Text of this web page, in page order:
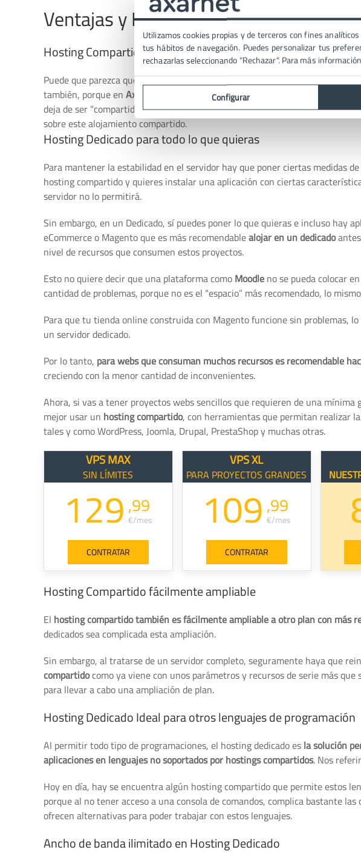
Ventajas y Desventajas entre Hosting
Hosting Compartido más económico
Puede que parezca que sea mucho mejor el hosting compartido, ya que es
también, porque enAxarnet
nos encargamos de gestionarlo todo para que
deja de ser “compartido”, lo que significa que puede haber muchas
sobre este alojamiento compartido.
Hosting Dedicado para todo lo que quieras
Para mantener la estabilidad en el servidor hay que poner ciertas medidas
hosting compartido y quieres instalar una aplicación con ciertas
servidor no lo permitirá.
Sin embargo, en un Dedicado, sí puedes poner lo que quieras e incluso hay
eCommerce o Magentoque es más recomendablealojar en un dedicado
nivel de recursos que consumen estos proyectos.
Esto no quiere decir que una plataforma comoMoodleno se pueda colocar
cantidad de problemas, porque no es el “espacio” más recomendado, lo
Para que tu tienda online construida con Magento funcione sin problemas,
un servidor dedicado.
Por lo tanto, para webs que consuman muchos recursos es recomendable
creciendo con la menor cantidad de inconvenientes.
Ahora, si vas a tener proyectos webs sencillos que requieren de una
mejor usar un hosting compartido, con herramientas que permitan realizar
tales y como WordPress, Joomla, Drupal, PrestaShop y muchas otras.
VPS MAX
SIN LÍMITES
129,99
€/mes
CONTRATAR
VPS XL
PARA PROYECTOS GRANDES
109,99
€/mes
CONTRATAR
Hosting Compartido fácilmente ampliable
El hosting compartido también es fácilmente ampliable a otro plan con más
dedicados sea complicada esta ampliación.
Sin embargo, al tratarse de un servidor completo, seguramente haya que
compartidocomo ya viene con unos parámetros y recursos de serie más
para llevar a cabo una ampliación de plan.
Hosting Dedicado Ideal para otros lenguajes de programación
Al permitir todo tipo de programaciones, el hosting dedicado esla solución
aplicaciones en lenguajes no soportados por hostings compartidos. Nos
Hoy en día, hay se encuentra algún hosting compartido que permite estos
porque al no tener acceso a una consola de comandos, complica bastante
ofrecen alternativas para poder trabajar con estos lenguajes.
Ancho de banda ilimitado en Hosting Dedicado
Utilizamos cookies propias y de terceros con fines
tus hábitos de navegación. Puedes personalizar tus
rechazarlas seleccionando "Rechazar". Para más
Configurar